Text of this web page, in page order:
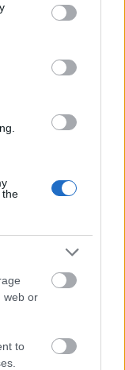
You may click to
party tags to
in below Google
the
web or
to